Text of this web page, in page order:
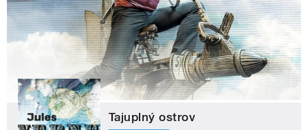
Tajuplný ostrov